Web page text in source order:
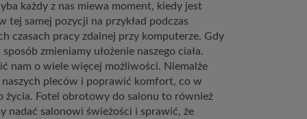
każdy z nas miewa moment, kiedy jest
tej samej pozycji na przykład podczas
czasach pracy zdalnej przy komputerze. Gdy
zmieniamy ułożenie naszego ciała.
nam o wiele więcej możliwości. Niemalże
pleców i poprawić komfort, co w
życia. Fotel obrotowy do salonu to również
nadać salonowi świeżości i sprawić, że